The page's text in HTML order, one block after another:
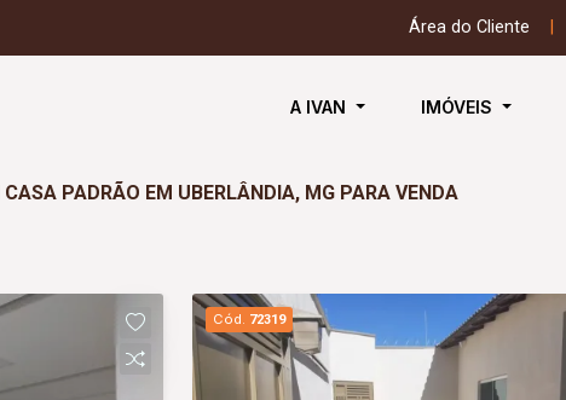
Área do Cliente
A IVAN IMÓVEIS
PADRÃO EM UBERLÂNDIA, MG PARA VENDA
Cód. 72319